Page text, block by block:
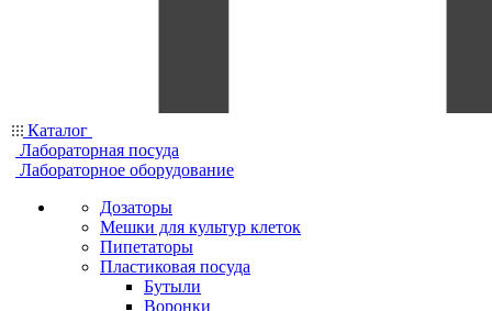
Каталог
Лабораторная посуда
Лабораторное оборудование
Дозаторы
Мешки для культур клеток
Пипетаторы
Пластиковая посуда
Бутыли
Воронки